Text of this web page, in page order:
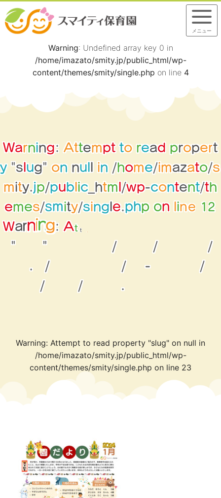
Warning: Undefined array key 0 in
/home/imazato/smity.jp/public_html/wp-
content/themes/smity/single.php on line 4
Warning:Attempt to read propert
y"s ug"on nu in/home/imazato/s
mity.jp/pu bl ic_ html /wp-content/th
emes/smity/sing e.p hp on ine 12
War n ng:Att
" " / /
/
.
/ / -
/
/
/ .
Warning: Attempt to read property "slug" on null in
/home/imazato/smity.jp/public_html/wp-
content/themes/smity/single.php on line 23
メニュー